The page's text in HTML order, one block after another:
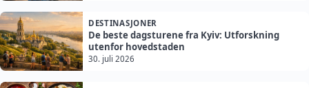
DESTINASJONER
De beste dagsturene fra Kyiv: Utforskning
utenfor hovedstaden
30. juli 2026